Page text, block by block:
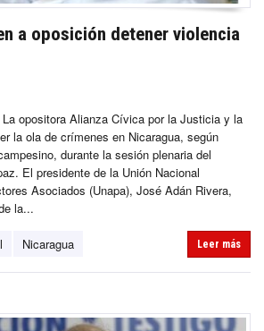
a oposición detener violencia
opositora Alianza Cívica por la Justicia y la
la ola de crímenes en Nicaragua, según
durante la sesión plenaria del
El presidente de la Unión Nacional
Asociados (Unapa), José Adán Rivera,
la...
Nicaragua Leer más